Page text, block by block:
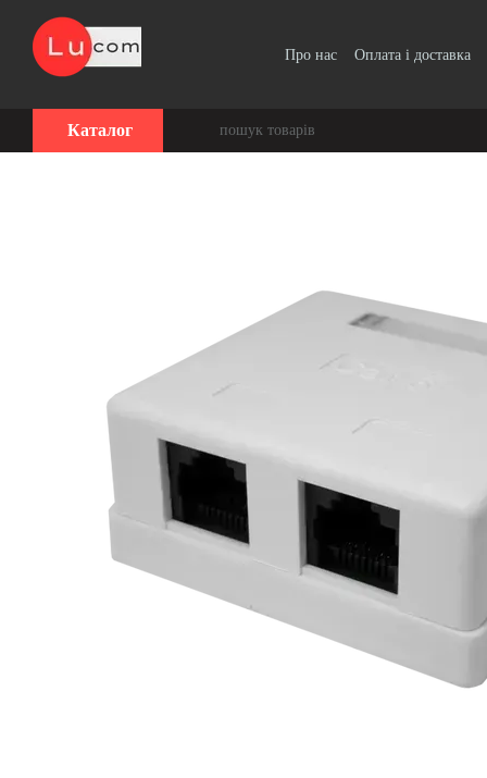
Перейти до основного контенту
Про нас Оплата і доставка
Каталог